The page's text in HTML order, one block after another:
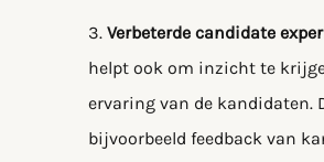
Verbeterde candidate
helpt ook om inzicht te
ervaring van de kandidaten.
bijvoorbeeld feedback van